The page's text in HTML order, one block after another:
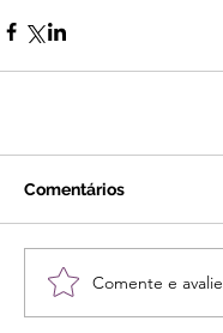
Comentários
Comente e avalie